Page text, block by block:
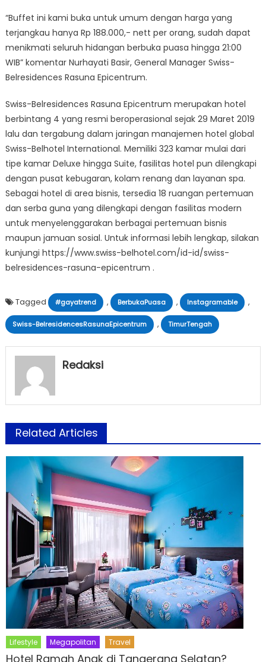
“Buffet ini kami buka untuk umum dengan harga yang
terjangkau hanya Rp 188.000,- nett per orang, sudah dapat
menikmati seluruh hidangan berbuka puasa hingga 21:00
WIB” komentar Nurhayati Basir, General Manager Swiss-
Belresidences Rasuna Epicentrum.
Swiss-Belresidences Rasuna Epicentrum merupakan hotel
berbintang 4 yang resmi beroperasional sejak 29 Maret 2019
lalu dan tergabung dalam jaringan manajemen hotel global
Swiss-Belhotel International. Memiliki 323 kamar mulai dari
tipe kamar Deluxe hingga Suite, fasilitas hotel pun dilengkapi
dengan pusat kebugaran, kolam renang dan layanan spa.
Sebagai hotel di area bisnis, tersedia 18 ruangan pertemuan
dan serba guna yang dilengkapi dengan fasilitas modern
untuk menyelenggarakan berbagai pertemuan bisnis
maupun jamuan sosial. Untuk informasi lebih lengkap, silakan
kunjungi https://www.swiss-belhotel.com/id-id/swiss-
belresidences-rasuna-epicentrum .
Tagged #gayatrend , BerbukaPuasa , Instagramable ,
Swiss-BelresidencesRasunaEpicentrum , TimurTengah
Redaksi
Related Articles
Lifestyle Megapolitan Travel
Hotel Ramah Anak di Tangerang Selatan?